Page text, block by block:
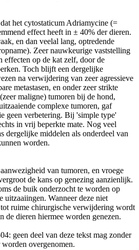
het cytostaticum Adriamycine (=
effect heeft in ± 40% der dieren.
en dan veelal lang, optredende
Zeer nauwkeurige vaststelling
effecten op de kat zelf, door de
Toch blijft een dergelijke
na verwijdering van zeer agressieve
metastasen, en onder zeer strikte
maligne) tumoren bij de hond,
complexe tumoren, gaf
geen verbetering. Bij 'simple type'
in vrij beperkte mate. Nog veel
dergelijke middelen als onderdeel van
worden.
van tumoren, en vroege
de kans op genezing aanzienlijk.
de buik onderzocht te worden op
uitzaaiingen. Wanneer deze niet
ruime chirurgische verwijdering wordt
de dieren hiermee worden genezen.
geen deel van deze tekst mag zonder
overgenomen.